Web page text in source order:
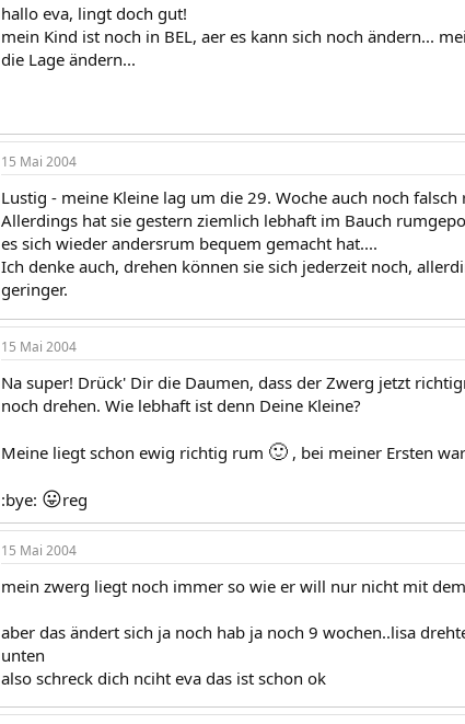
hallo eva, lingt doch gut!
mein Kind ist noch in BEL, aer es kann sich noch ändern...
die Lage ändern...
15 Mai 2004
Lustig - meine Kleine lag um die 29. Woche auch noch
Allerdings hat sie gestern ziemlich lebhaft im Bauch
es sich wieder andersrum bequem gemacht hat....
Ich denke auch, drehen können sie sich jederzeit noch,
geringer.
15 Mai 2004
Na super! Drück' Dir die Daumen, dass der Zwerg jetzt
noch drehen. Wie lebhaft ist denn Deine Kleine?
Meine liegt schon ewig richtig rum 🙂 , bei meiner Ersten
:bye: 😛reg
15 Mai 2004
mein zwerg liegt noch immer so wie er will nur nicht mit
aber das ändert sich ja noch hab ja noch 9 wochen..lisa
unten
also schreck dich nciht eva das ist schon ok